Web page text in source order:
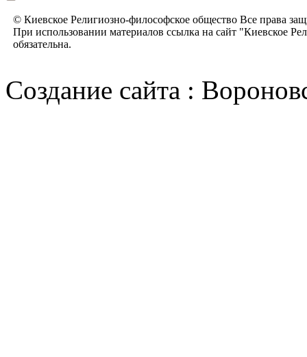
© Киевское Религиозно-философское общество Все права
При использовании материалов ссылка на сайт "Киевское
обязательна.
Cоздание сайта :